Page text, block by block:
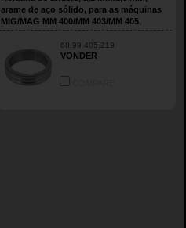
arame de aço sólido, para as máquinas
MIG/MAG MM 400/MM 403/MM 405,
VONDER
68.99.405.219
VONDER